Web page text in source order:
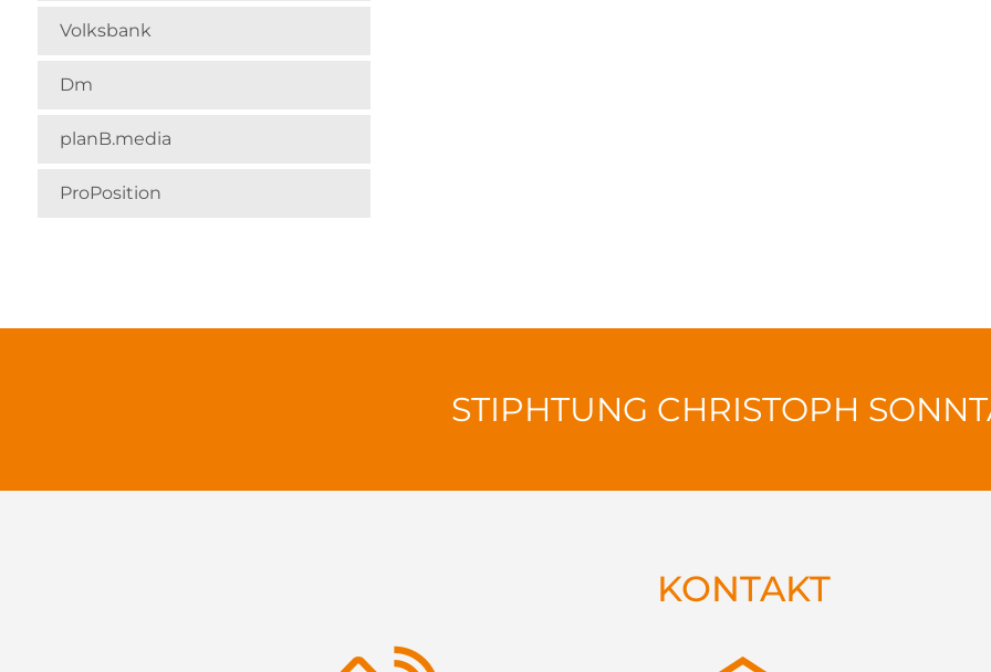
Volksbank
Dm
planB.media
ProPosition
STIPHTUNG CHRISTOPH
KONTAKT